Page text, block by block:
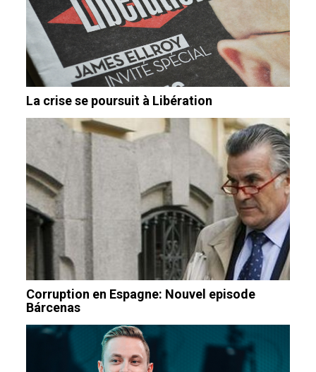
La crise se poursuit à Libération
Corruption en Espagne: Nouvel episode
Bárcenas